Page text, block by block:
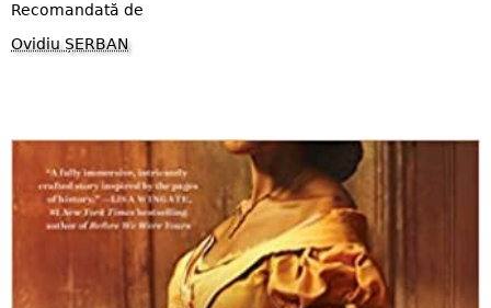
Recomandată de
Ovidiu ȘERBAN